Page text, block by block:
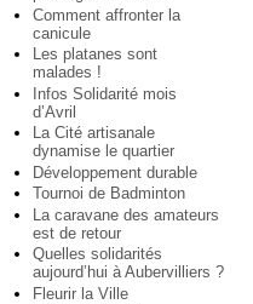
Comment affronter la
canicule
Les platanes sont
malades !
Infos Solidarité mois
d’Avril
La Cité artisanale
dynamise le quartier
Développement durable
Tournoi de Badminton
La caravane des amateurs
est de retour
Quelles solidarités
aujourd’hui à Aubervilliers ?
Fleurir la Ville